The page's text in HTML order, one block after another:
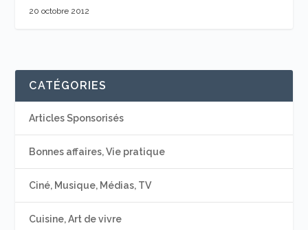
20 octobre 2012
CATÉGORIES
Articles Sponsorisés
Bonnes affaires, Vie pratique
Ciné, Musique, Médias, TV
Cuisine, Art de vivre